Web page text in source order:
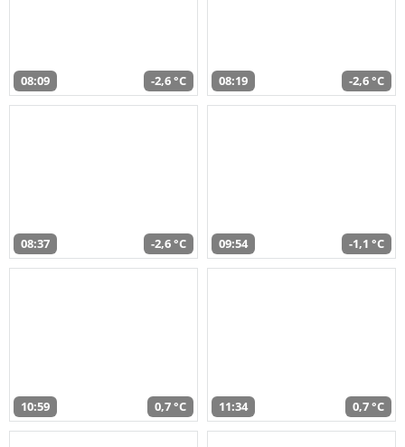
08:09 -2,6 °C 08:19 -2,6 °C
08:37 -2,6 °C 09:54 -1,1 °C
10:59 0,7 °C 11:34 0,7 °C